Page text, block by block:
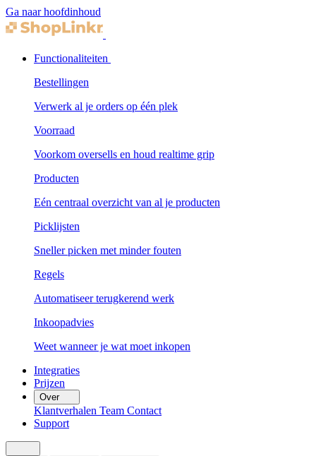
Ga naar hoofdinhoud
Functionaliteiten
Bestellingen
Verwerk al je orders op één plek
Voorraad
Voorkom oversells en houd realtime grip
Producten
Eén centraal overzicht van al je producten
Picklijsten
Sneller picken met minder fouten
Regels
Automatiseer terugkerend werk
Inkoopadvies
Weet wanneer je wat moet inkopen
Integraties
Prijzen
Over
Klantverhalen Team Contact
Support